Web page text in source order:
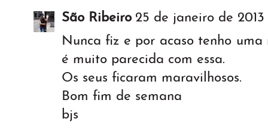
São Ribeiro 25 de janeiro de 2013
Nunca fiz e por acaso tenho
é muito parecida com essa.
Os seus ficaram maravilhosos.
Bom fim de semana
bjs